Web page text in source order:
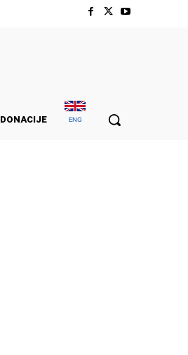
DONACIJE ENG